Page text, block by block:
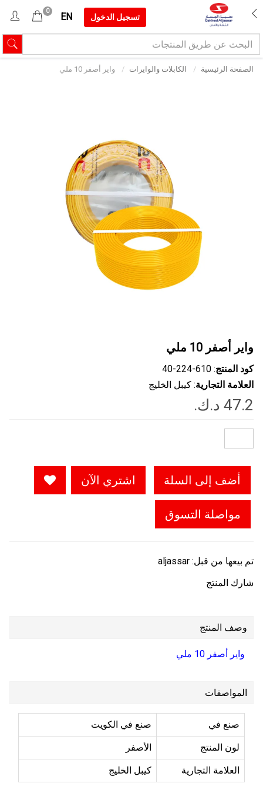
تسجيل الدخول EN
0
الصفحة الرئيسية الكابلات والوايرات واير أصفر 10 ملي
واير أصفر 10 ملي
كود المنتج: ‎40-224-610
العلامة التجارية: كيبل الخليج
أضف إلى السلة اشتري الآن
مواصلة التسوق
تم بيعها من قبل: aljassar
شارك المنتج
وصف المنتج
واير أصفر 10 ملي
المواصفات
صنع في صنع في الكويت
لون المنتج الأصفر
العلامة التجارية كيبل الخليج